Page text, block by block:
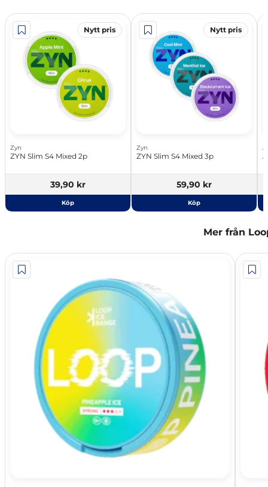
Nytt pris
Zyn
ZYN Slim S4 Mixed 2p
39,90 kr
Köp
Nytt pris
Zyn
ZYN Slim S4 Mixed 3p
59,90 kr
Köp
Mer från